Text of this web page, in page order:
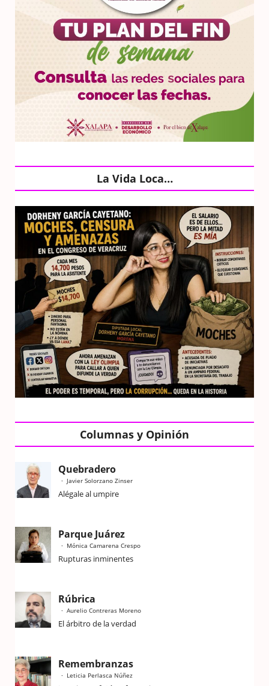
La Vida Loca…
Columnas y Opinión
Quebradero
Javier Solorzano Zinser
Alégale al umpire
Parque Juárez
Mónica Camarena Crespo
Rupturas inminentes
Rúbrica
Aurelio Contreras Moreno
El árbitro de la verdad
Remembranzas
Leticia Perlasca Núñez